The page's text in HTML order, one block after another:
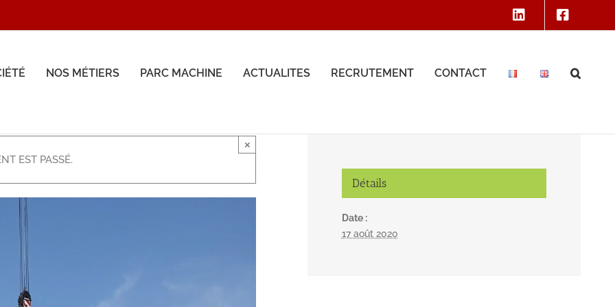
NOS MÉTIERS PARC MACHINE ACTUALITES RECRUTEMENT CONTACT
EST PASSÉ.
×
Détails
Date :
17 août 2020